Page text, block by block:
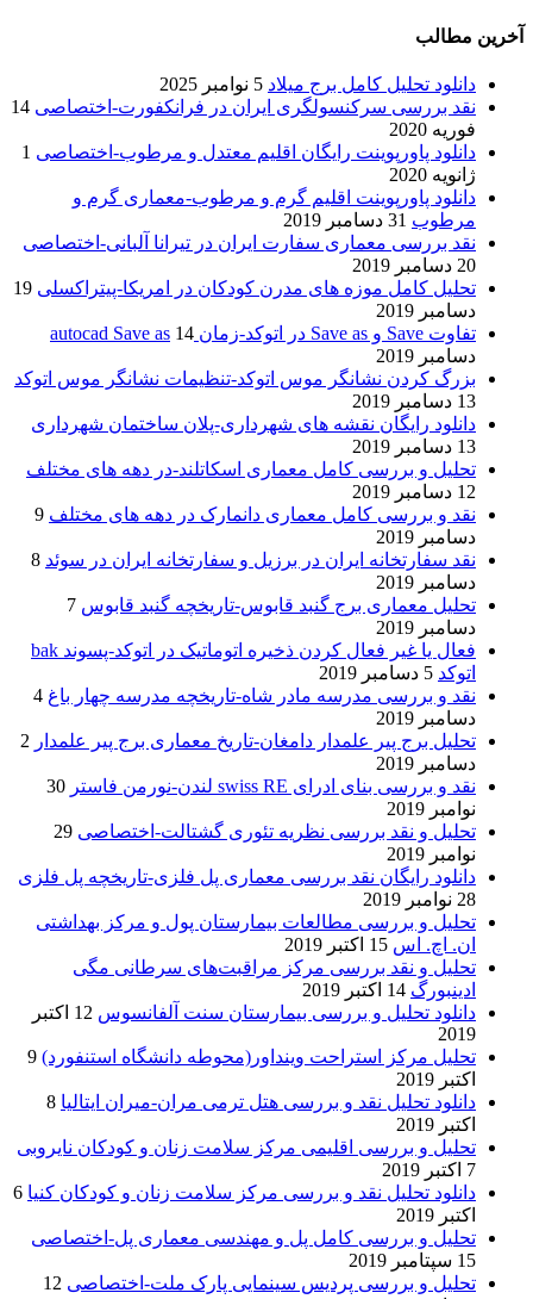
آخرین مطالب
دانلود تحلیل کامل برج میلاد 5 نوامبر 2025
نقد بررسی سرکنسولگری ایران در فرانکفورت-اختصاصی 14
فوریه 2020
دانلود پاورپوینت رایگان اقلیم معتدل و مرطوب-اختصاصی 1
ژانویه 2020
دانلود پاورپوینت اقلیم گرم و مرطوب-معماری گرم و
مرطوب 31 دسامبر 2019
نقد بررسی معماری سفارت ایران در تیرانا آلبانی-اختصاصی
20 دسامبر 2019
تحلیل کامل موزه های مدرن کودکان در امریکا-پیتراکسلی 19
دسامبر 2019
تفاوت Save و Save as در اتوکد-زمان autocad Save as
14
دسامبر 2019
بزرگ کردن نشانگر موس اتوکد-تنظیمات نشانگر موس اتوکد
13 دسامبر 2019
دانلود رایگان نقشه های شهرداری-پلان ساختمان شهرداری
13 دسامبر 2019
تحلیل و بررسی کامل معماری اسکاتلند-در دهه های مختلف
12 دسامبر 2019
نقد و بررسی کامل معماری دانمارک در دهه های مختلف 9
دسامبر 2019
نقد سفارتخانه ایران در برزیل و سفارتخانه ایران در سوئد 8
دسامبر 2019
تحلیل معماری برج گنبد قابوس-تاریخچه گنبد قابوس 7
دسامبر 2019
فعال یا غیر فعال کردن ذخیره اتوماتیک در اتوکد-پسوند bak
اتوکد 5 دسامبر 2019
نقد و بررسی مدرسه مادر شاه-تاریخچه مدرسه چهار باغ 4
دسامبر 2019
تحلیل برج پیر علمدار دامغان-تاریخ معماری برج پیر علمدار 2
دسامبر 2019
نقد و بررسی بنای ادرای swiss RE لندن-نورمن فاستر
30
نوامبر 2019
تحلیل و نقد بررسی نظریه تئوری گشتالت-اختصاصی 29
نوامبر 2019
دانلود رایگان نقد بررسی معماری پل فلزی-تاریخچه پل فلزی
28 نوامبر 2019
تحلیل و بررسی مطالعات بیمارستان پول و مرکز بهداشتی
ان. اچ. اس 15 اکتبر 2019
تحلیل و نقد بررسی مرکز مراقبت‌های سرطانی مگی
ادینبورگ 14 اکتبر 2019
دانلود تحلیل و بررسی بیمارستان سنت آلفانسوس
12 اکتبر
2019
تحلیل مرکز استراحت وینداور(محوطه دانشگاه استنفورد) 9
اکتبر 2019
دانلود تحلیل نقد و بررسی هتل ترمی مران-میران ایتالیا 8
اکتبر 2019
تحلیل و بررسی اقلیمی مرکز سلامت زنان و کودکان نایروبی
7 اکتبر 2019
دانلود تحلیل نقد و بررسی مرکز سلامت زنان و کودکان کنیا 6
اکتبر 2019
تحلیل و بررسی کامل پل و مهندسی معماری پل-اختصاصی
15 سپتامبر 2019
تحلیل و بررسی پردیس سینمایی پارک ملت-اختصاصی 12